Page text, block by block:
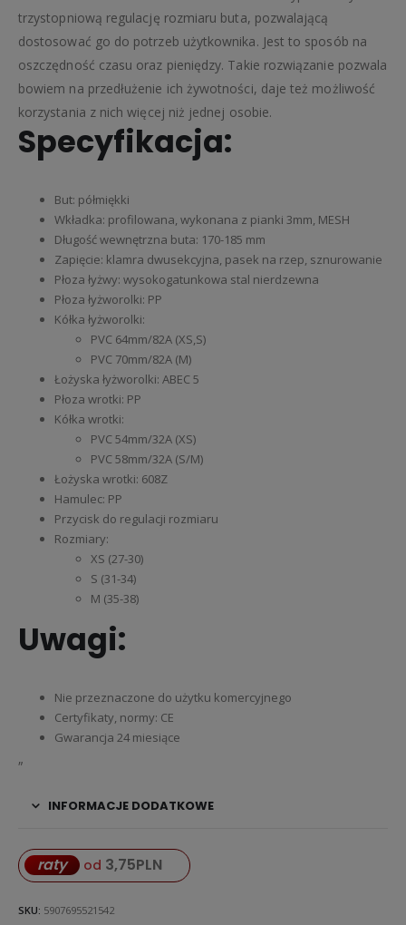
trzystopniową regulację rozmiaru buta, pozwalającą
dostosować go do potrzeb użytkownika. Jest to sposób na
oszczędność czasu oraz pieniędzy. Takie rozwiązanie pozwala
bowiem na przedłużenie ich żywotności, daje też możliwość
korzystania z nich więcej niż jednej osobie.
Specyfikacja:
But: półmiękki
Wkładka: profilowana, wykonana z pianki 3mm, MESH
Długość wewnętrzna buta: 170-185 mm
Zapięcie: klamra dwusekcyjna, pasek na rzep, sznurowanie
Płoza łyżwy: wysokogatunkowa stal nierdzewna
Płoza łyżworolki: PP
Kółka łyżworolki:
PVC 64mm/82A (XS,S)
PVC 70mm/82A (M)
Łożyska łyżworolki: ABEC 5
Płoza wrotki: PP
Kółka wrotki:
PVC 54mm/32A (XS)
PVC 58mm/32A (S/M)
Łożyska wrotki: 608Z
Hamulec: PP
Przycisk do regulacji rozmiaru
Rozmiary:
XS (27-30)
S (31-34)
M (35-38)
Uwagi:
Nie przeznaczone do użytku komercyjnego
Certyfikaty, normy: CE
Gwarancja 24 miesiące
„
INFORMACJE DODATKOWE
raty od 3,75PLN
SKU: 5907695521542